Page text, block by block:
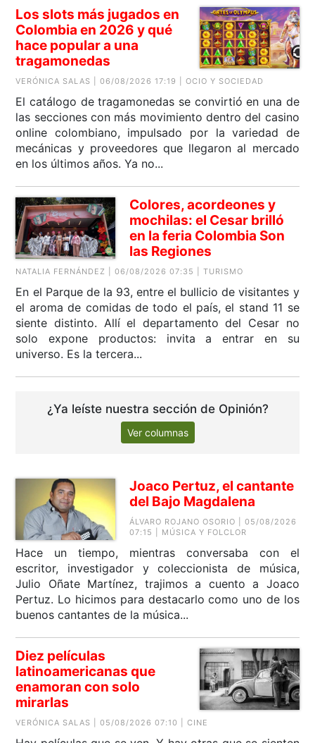
Los slots más jugados en
Colombia en 2026 y qué
hace popular a una
tragamonedas
VERÓNICA SALAS | 06/08/2026 17:19 | OCIO Y SOCIEDAD
El catálogo de tragamonedas se convirtió en una de
las secciones con más movimiento dentro del casino
online colombiano, impulsado por la variedad de
mecánicas y proveedores que llegaron al mercado
en los últimos años. Ya no...
Colores, acordeones y
mochilas: el Cesar brilló
en la feria Colombia Son
las Regiones
NATALIA FERNÁNDEZ | 06/08/2026 07:35 | TURISMO
En el Parque de la 93, entre el bullicio de visitantes y
el aroma de comidas de todo el país, el stand 11 se
siente distinto. Allí el departamento del Cesar no
solo expone productos: invita a entrar en su
universo. Es la tercera...
¿Ya leíste nuestra sección de Opinión?
Ver columnas
Joaco Pertuz, el cantante
del Bajo Magdalena
ÁLVARO ROJANO OSORIO | 05/08/2026
07:15 | MÚSICA Y FOLCLOR
Hace un tiempo, mientras conversaba con el
escritor, investigador y coleccionista de música,
Julio Oñate Martínez, trajimos a cuento a Joaco
Pertuz. Lo hicimos para destacarlo como uno de los
buenos cantantes de la música...
Diez películas
latinoamericanas que
enamoran con solo
mirarlas
VERÓNICA SALAS | 05/08/2026 07:10 | CINE